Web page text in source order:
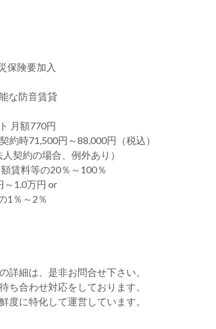
険要加入
防音賃貸
月額770円
時71,500円～88,000円（税込）
約の場合、例外あり）
料等の20％～100％
1.0万円 or
％～2％
細は、是非お問合せ下さい。
合わせ対応をしております。
に特化して運営しています。